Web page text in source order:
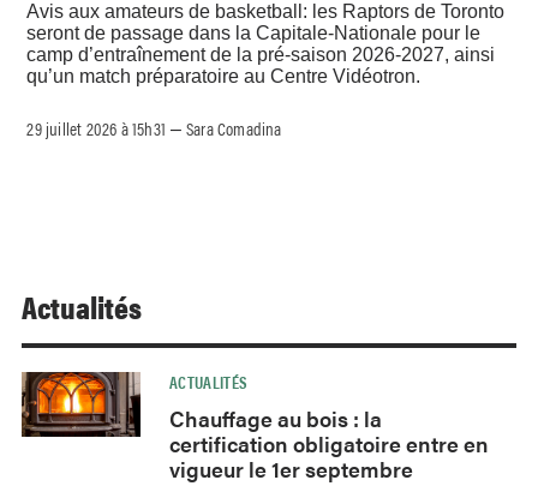
Avis aux amateurs de basketball: les Raptors de Toronto
seront de passage dans la Capitale-Nationale pour le
camp d’entraînement de la pré-saison 2026-2027, ainsi
qu’un match préparatoire au Centre Vidéotron.
29 juillet 2026 à 15h31 –Sara Comadina
Actualités
ACTUALITÉS
Chauffage au bois : la
certification obligatoire entre en
vigueur le 1er septembre